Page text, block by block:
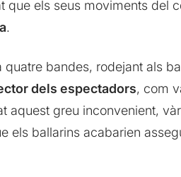
que els seus moviments del
.
bandes, rodejant als
dels espectadors, com
aquest greu inconvenient,
els ballarins acabarien